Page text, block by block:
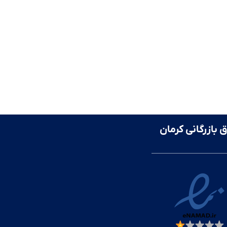
بازرگانی کرمان